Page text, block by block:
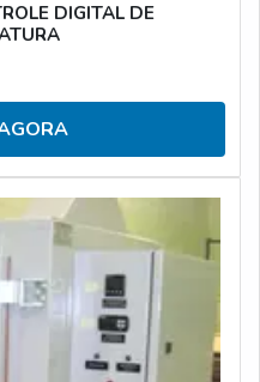
DIGITAL DE